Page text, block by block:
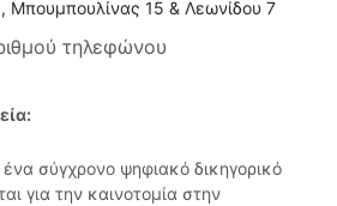
Μπουμπουλίνας 15 & Λεωνίδου 7
τηλεφώνου
ένα σύγχρονο ψηφιακό δικηγορικό
για την καινοτομία στην